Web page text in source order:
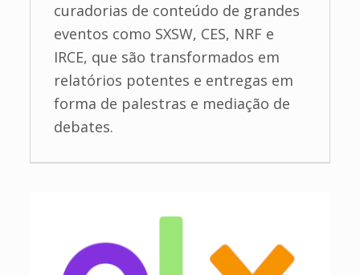
curadorias de conteúdo de grandes
eventos como SXSW, CES, NRF e
IRCE, que são transformados em
relatórios potentes e entregas em
forma de palestras e mediação de
debates.